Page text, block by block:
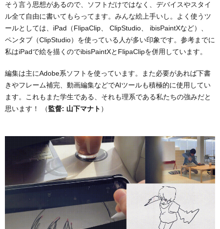
そう言う思想があるので、ソフトだけではなく、デバイスやスタイ
ル全て自由に書いてもらってます。みんな絵上手いし。よく使うツ
ールとしては、iPad（FlipaClip、 ClipStudio、 ibisPaintXなど）、
ペンタブ（ClipStudio）を使っている人が多い印象です。参考までに
私はiPadで絵を描くのでibisPaintXとFlipaClipを併用しています。
編集は主にAdobe系ソフトを使っています。また必要があれば下書
きやフレーム補完、動画編集などでAIツールも積極的に使用してい
ます。これもまた学生である、それも理系である私たちの強みだと
思います！ （監督: 山下マナト ）